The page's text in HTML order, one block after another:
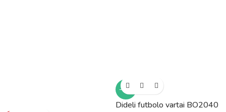
-17%
Dideli futbolo vartai BO2040